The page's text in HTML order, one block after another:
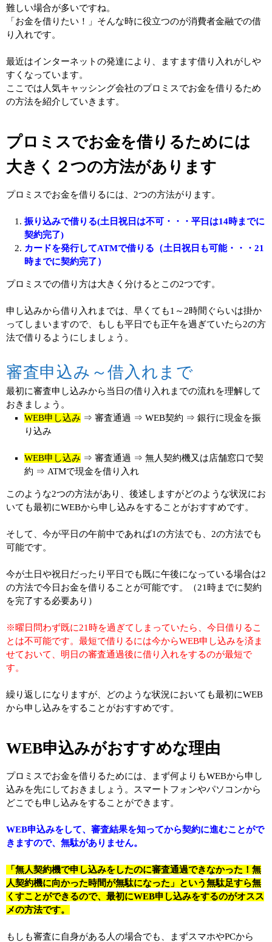
難しい場合が多いですね。
「お金を借りたい！」そんな時に役立つのが消費者金融での借
り入れです。
最近はインターネットの発達により、ますます借り入れがしや
すくなっています。
ここでは人気キャッシング会社のプロミスでお金を借りるため
の方法を紹介していきます。
プロミスでお金を借りるためには
大きく２つの方法があります
プロミスでお金を借りるには、2つの方法がります。
振り込みで借りる(土日祝日は不可・・・平日は14時までに
契約完了)
カードを発行してATMで借りる（土日祝日も可能・・・21
時までに契約完了）
プロミスでの借り方は大きく分けるとこの2つです。
申し込みから借り入れまでは、早くても1～2時間ぐらいは掛か
ってしまいますので、もしも平日でも正午を過ぎていたら2の方
法で借りるようにしましょう。
審査申込み～借入れまで
最初に審査申し込みから当日の借り入れまでの流れを理解して
おきましょう。
WEB申し込み ⇒ 審査通過 ⇒ WEB契約 ⇒ 銀行に現金を振
り込み
WEB申し込み ⇒ 審査通過 ⇒ 無人契約機又は店舗窓口で契
約 ⇒ ATMで現金を借り入れ
このような2つの方法があり、後述しますがどのような状況にお
いても最初にWEBから申し込みをすることがおすすめです。
そして、今が平日の午前中であれば1の方法でも、2の方法でも
可能です。
今が土日や祝日だったり平日でも既に午後になっている場合は2
の方法で今日お金を借りることが可能です。（21時までに契約
を完了する必要あり）
※曜日問わず既に21時を過ぎてしまっていたら、今日借りるこ
とは不可能です。最短で借りるには今からWEB申し込みを済ま
せておいて、明日の審査通過後に借り入れをするのが最短で
す。
繰り返しになりますが、どのような状況においても最初にWEB
から申し込みをすることがおすすめです。
WEB申込みがおすすめな理由
プロミスでお金を借りるためには、まず何よりもWEBから申し
込みを先にしておきましょう。スマートフォンやパソコンから
どこでも申し込みをすることができます。
WEB申込みをして、審査結果を知ってから契約に進むことがで
きますので、無駄がありません。
「無人契約機で申し込みをしたのに審査通過できなかった！無
人契約機に向かった時間が無駄になった」という無駄足すら無
くすことができるので、最初にWEB申し込みをするのがオスス
メの方法です。
もしも審査に自身がある人の場合でも、まずスマホやPCから